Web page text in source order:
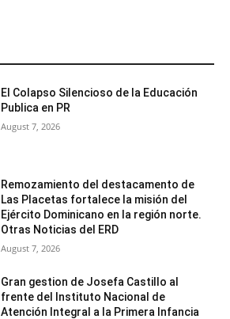
El Colapso Silencioso de la Educación
Publica en PR
August 7, 2026
Remozamiento del destacamento de
Las Placetas fortalece la misión del
Ejército Dominicano en la región norte.
Otras Noticias del ERD
August 7, 2026
Gran gestion de Josefa Castillo al
frente del Instituto Nacional de
Atención Integral a la Primera Infancia